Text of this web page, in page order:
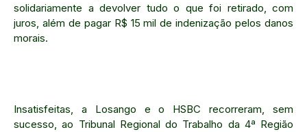
solidariamente a devolver tudo o que foi retirado, com
juros, além de pagar R$ 15 mil de indenização pelos danos
morais.
Insatisfeitas, a Losango e o HSBC recorreram, sem
sucesso, ao Tribunal Regional do Trabalho da 4ª Região